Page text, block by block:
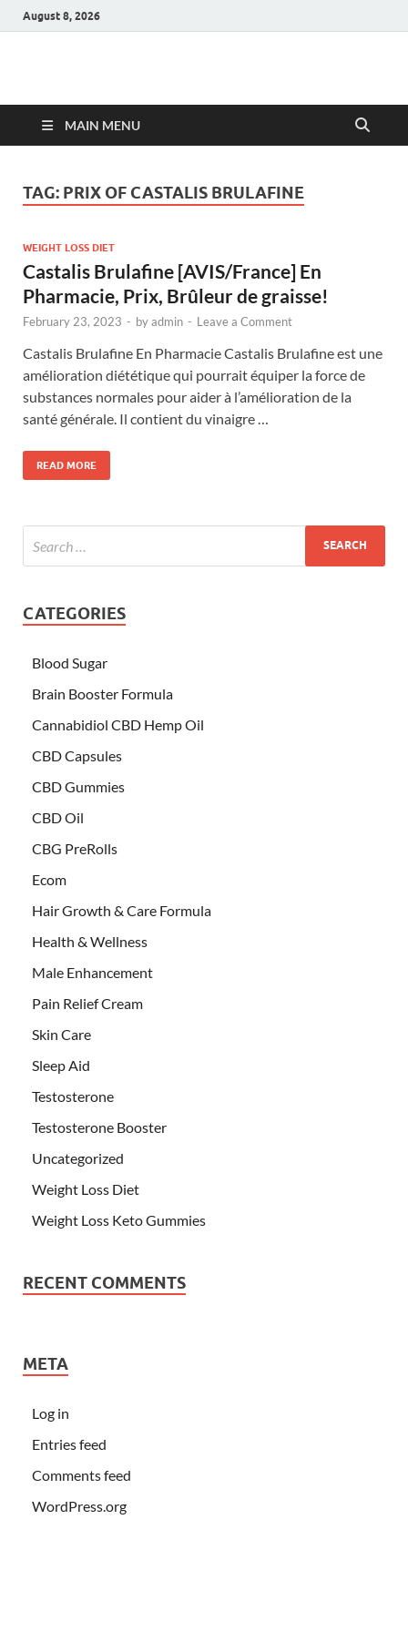
August 8, 2026
Hulk Supplements
MAIN MENU
TAG: PRIX OF CASTALIS BRULAFINE
WEIGHT LOSS DIET
Castalis Brulafine [AVIS/France] En
Pharmacie, Prix, Brûleur de graisse!
February 23, 2023 - byadmin - Leave a Comment
Castalis Brulafine En Pharmacie Castalis Brulafine est une
amélioration diététique qui pourrait équiper la force de
substances normales pour aider à l’amélioration de la
santé générale. Il contient du vinaigre …
READ MORE
CATEGORIES
Blood Sugar
Brain Booster Formula
Cannabidiol CBD Hemp Oil
CBD Capsules
CBD Gummies
CBD Oil
CBG PreRolls
Ecom
Hair Growth & Care Formula
Health & Wellness
Male Enhancement
Pain Relief Cream
Skin Care
Sleep Aid
Testosterone
Testosterone Booster
Uncategorized
Weight Loss Diet
Weight Loss Keto Gummies
RECENT COMMENTS
META
Log in
Entries feed
Comments feed
WordPress.org